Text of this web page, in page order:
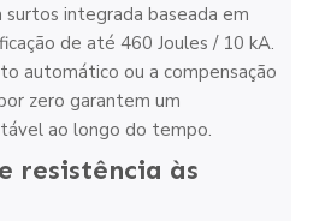
integrada baseada em
de até 460 Joules / 10 kA.
automático ou a compensação
zero garantem um
ao longo do tempo.
resistência às